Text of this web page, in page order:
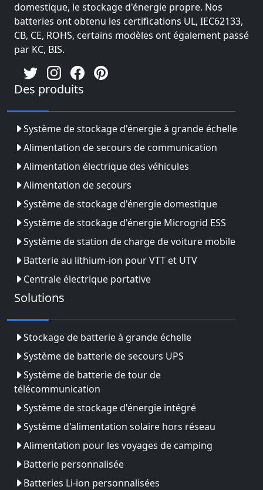
domestique, le stockage d'énergie propre. Nos
batteries ont obtenu les certifications UL, IEC62133,
CB, CE, ROHS, certains modèles ont également passé
par KC, BIS.
Des produits
Système de stockage d'énergie à grande échelle
Alimentation de secours de communication
Alimentation électrique des véhicules
Alimentation de secours
Système de stockage d'énergie domestique
Système de stockage d'énergie Microgrid ESS
Système de station de charge de voiture mobile
Batterie au lithium-ion pour VTT et UTV
Centrale électrique portative
Solutions
Stockage de batterie à grande échelle
Système de batterie de secours UPS
Système de batterie de tour de
télécommunication
Système de stockage d'énergie intégré
Système d'alimentation solaire hors réseau
Alimentation pour les voyages de camping
Batterie personnalisée
Batteries Li-ion personnalisées